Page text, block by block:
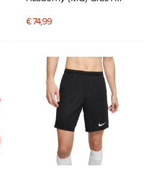
Voetbalschoenen Kids Wit
€ 74,99